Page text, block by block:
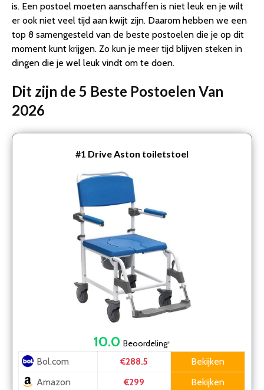
is. Een postoel moeten aanschaffen is niet leuk en je wilt
er ook niet veel tijd aan kwijt zijn. Daarom hebben we een
top 8 samengesteld van de beste postoelen die je op dit
moment kunt krijgen. Zo kun je meer tijd blijven steken in
dingen die je wel leuk vindt om te doen.
Dit zijn de 5 Beste Postoelen Van
2026
#1 Drive Aston toiletstoel
10.0 Beoordeling*
Bol.com €288.5
Bekijken
Amazon
€299 Bekijken